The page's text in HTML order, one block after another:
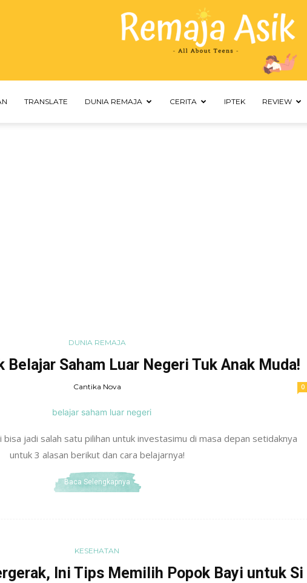
TRANSLATE DUNIA REMAJA CERITA IPTEK REVIEW
DUNIA REMAJA
Belajar Saham Luar Negeri Tuk Anak Muda!
Cantika Nova 0
jadi salah satu pilihan untuk investasimu di masa depan setidaknya
untuk 3 alasan berikut dan cara belajarnya!
Baca Selengkapnya
KESEHATAN
Ini Tips Memilih Popok Bayi untuk Si